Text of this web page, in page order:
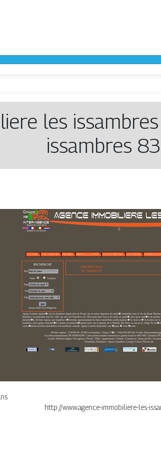
les
issambres
http://www.agence-immobiliere-les-